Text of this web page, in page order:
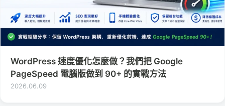
WordPress 速度優化怎麼做？我們把 Google
PageSpeed 電腦版做到 90+ 的實戰方法
2026.06.09